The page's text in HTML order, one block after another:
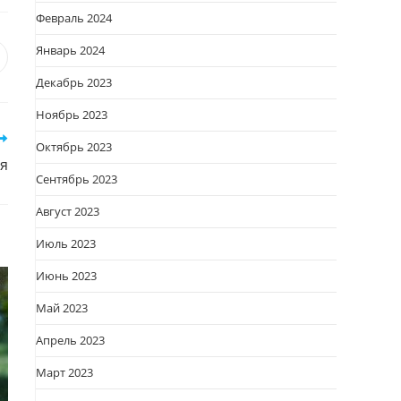
новом
Февраль 2024
Январь 2024
Декабрь 2023
Ноябрь 2023
Октябрь 2023
Сентябрь 2023
Август 2023
Июль 2023
Июнь 2023
Май 2023
Апрель 2023
Март 2023